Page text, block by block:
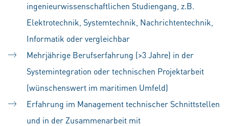
ingenieurwissenschaftlichen Studiengang, z.B.
Elektrotechnik, Systemtechnik, Nachrichtentechnik,
Informatik oder vergleichbar
Mehrjährige Berufserfahrung (>3 Jahre) in der
Systemintegration oder technischen Projektarbeit
(wünschenswert im maritimen Umfeld)
Erfahrung im Management technischer Schnittstellen
und in der Zusammenarbeit mit